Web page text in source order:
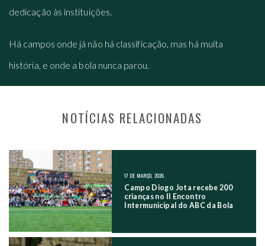
dedicação às instituições.
Há campos onde já não há classificação, mas há muita
história, e onde a bola nunca parou.
NOTÍCIAS RELACIONADAS
NAVEGAÇÃO NOS POSTS
17 DE MARÇO, 2026
Campo Diogo Jota recebe 200
crianças no II Encontro
Intermunicipal do ABC da Bola